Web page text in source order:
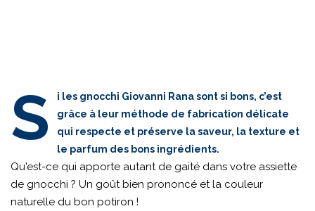
S
i les gnocchi Giovanni Rana sont si bons, c’est
grâce à leur méthode de fabrication délicate
qui respecte et préserve la saveur, la texture et
le parfum des bons ingrédients.
Qu'est-ce qui apporte autant de gaité dans votre assiette
de gnocchi ? Un goût bien prononcé et la couleur
naturelle du bon potiron !